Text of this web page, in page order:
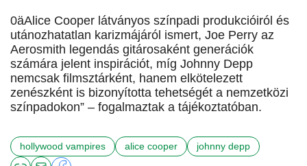
0äAlice Cooper látványos színpadi produkcióiról és
utánozhatatlan karizmájáról ismert, Joe Perry az
Aerosmith legendás gitárosaként generációk
számára jelent inspirációt, míg Johnny Depp
nemcsak filmsztárként, hanem elkötelezett
zenészként is bizonyította tehetségét a nemzetközi
színpadokon” – fogalmaztak a tájékoztatóban.
hollywood vampires alice cooper johnny depp